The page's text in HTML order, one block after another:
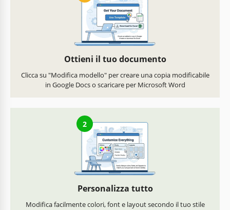
Ottieni il tuo documento
Clicca su "Modifica modello" per creare una copia modificabile
in Google Docs o scaricare per Microsoft Word
2
Personalizza tutto
Modifica facilmente colori, font e layout secondo il tuo stile